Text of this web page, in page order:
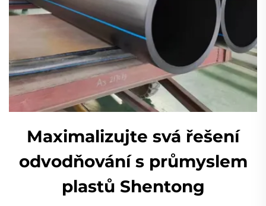
Maximalizujte svá řešení
odvodňování s průmyslem
plastů Shentong